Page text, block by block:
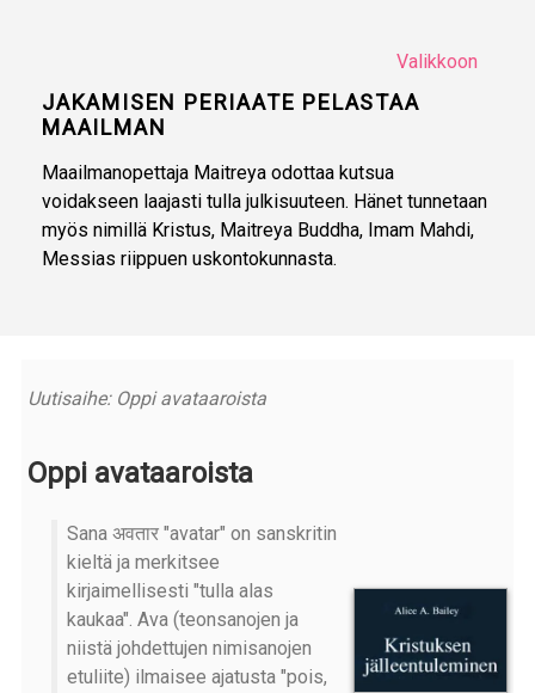
Valikkoon
JAKAMISEN PERIAATE PELASTAA
MAAILMAN
Maailmanopettaja Maitreya odottaa kutsua
voidakseen laajasti tulla julkisuuteen. Hänet tunnetaan
myös nimillä Kristus, Maitreya Buddha, Imam Mahdi,
Messias riippuen uskontokunnasta.
Uutisaihe: Oppi avataaroista
Oppi avataaroista
Sana अवतार "avatar" on sanskritin
kieltä ja merkitsee
kirjaimellisesti "tulla alas
kaukaa". Ava (teonsanojen ja
niistä johdettujen nimisanojen
etuliite) ilmaisee ajatusta "pois,